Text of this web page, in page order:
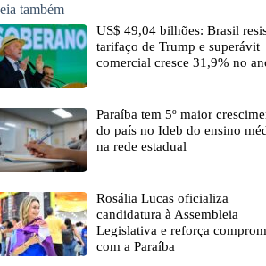
também
US$ 49,04 bilhões: Brasil
tarifaço de Trump e superávit
comercial cresce 31,9% no
Paraíba tem 5º maior
do país no Ideb do ensino
na rede estadual
Rosália Lucas oficializa
candidatura à Assembleia
Legislativa e reforça
com a Paraíba